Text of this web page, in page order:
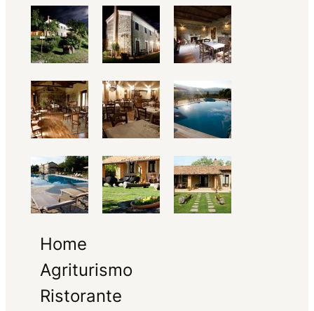
Home
Agriturismo
Ristorante